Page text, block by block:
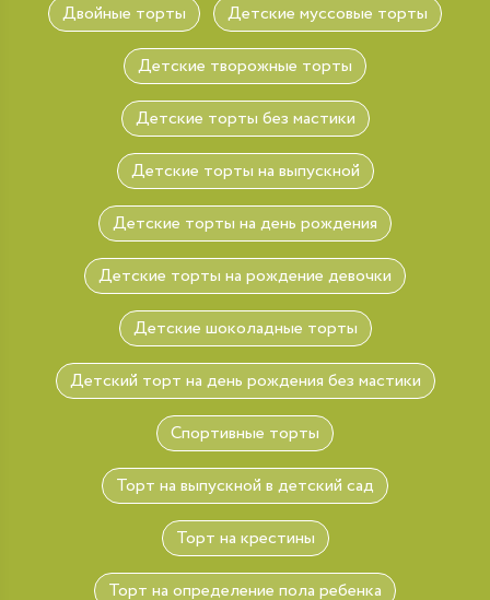
Двойные торты Детские муссовые торты
Детские творожные торты
Детские торты без мастики
Детские торты на выпускной
Детские торты на день рождения
Детские торты на рождение девочки
Детские шоколадные торты
Детский торт на день рождения без мастики
Спортивные торты
Торт на выпускной в детский сад
Торт на крестины
Торт на определение пола ребенка